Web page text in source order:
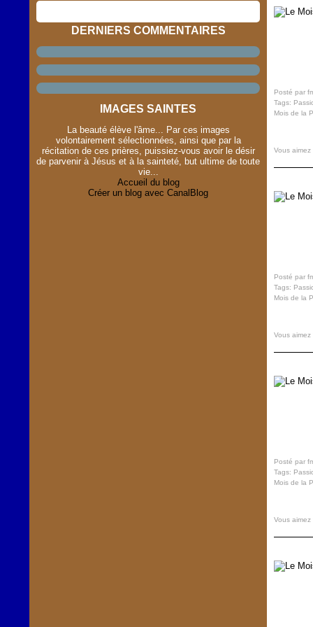
DERNIERS COMMENTAIRES
IMAGES SAINTES
La beauté élève l'âme... Par ces images
volontairement sélectionnées, ainsi que par la
récitation de ces prières, puissiez-vous avoir le désir
de parvenir à Jésus et à la sainteté, but ultime de toute
vie...
Accueil du blog
Créer un blog avec CanalBlog
Posté par
Tags:
Mois de la
Vous aimez
Posté par
Tags:
Mois de la
Vous aimez
Posté par
Tags:
Mois de la
Vous aimez